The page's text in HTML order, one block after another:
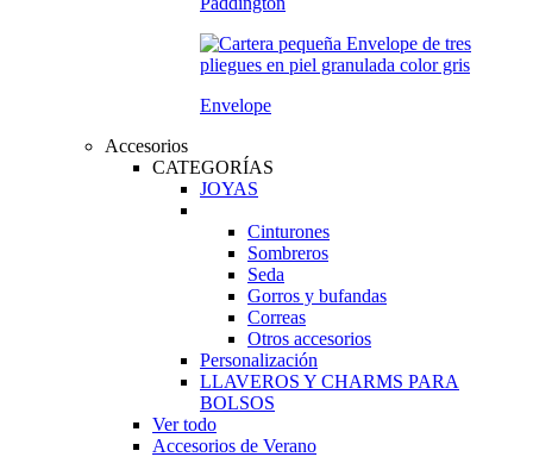
Envelope
Accesorios
CATEGORÍAS
JOYAS
Cinturones
Sombreros
Seda
Gorros y bufandas
Correas
Otros accesorios
Personalización
LLAVEROS Y CHARMS PARA
BOLSOS
Ver todo
Accesorios de Verano